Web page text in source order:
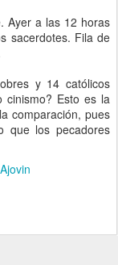
Ayer a las 12 horas
sacerdotes. Fila de
y 14 católicos
cinismo? Esto es la
comparación, pues
que los pecadores
Ajovin